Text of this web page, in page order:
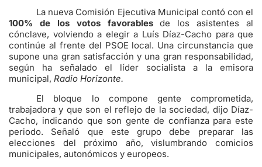
La nueva Comisión Ejecutiva Municipal contó con el
100% de los votos favorablesde los asistentes al
cónclave, volviendo a elegir a Luís Díaz-Cacho para que
continúe al frente del PSOE local. Una circunstancia que
supone una gran satisfacción y una gran responsabilidad,
según ha señalado el líder socialista a la emisora
municipal, Radio Horizonte.
El bloque lo compone gente comprometida,
trabajadora y que son el reflejo de la sociedad, dijo Díaz-
Cacho, indicando que son gente de confianza para este
periodo. Señaló que este grupo debe preparar las
elecciones del próximo año, vislumbrando comicios
municipales, autonómicos y europeos.